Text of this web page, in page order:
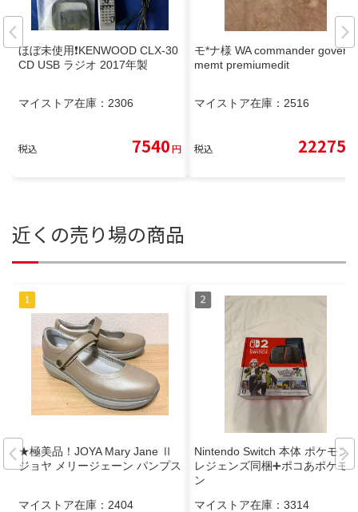
ほぼ未使用❗️KENWOOD CLX-30
CD USB ラジオ 2017年製
マイストア在庫： 2306
税込 7540円
モ*ナ様 WA commander govern
memt premiumedit
マイストア在庫： 2516
税込 22275
近くの売り場の商品
★極美品！JOYA Mary Jane Ⅱ
ジョヤ メリージェーン パンプス
マイストア在庫： 2404
Nintendo Switch 本体 ポケモン
レジェンズ同梱➕ポコあポケモ
ン
マイストア在庫： 3314